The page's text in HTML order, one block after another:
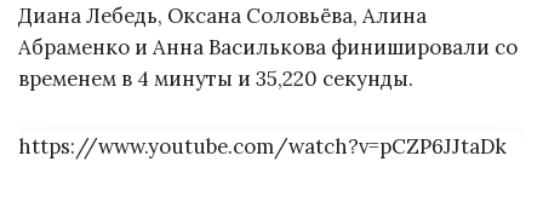
Диана Лебедь, Оксана Соловьёва, Алина
Абраменко и Анна Василькова финишировали со
временем в 4 минуты и 35,220 секунды.
https://www.youtube.com/watch?v=pCZP6JJtaDk